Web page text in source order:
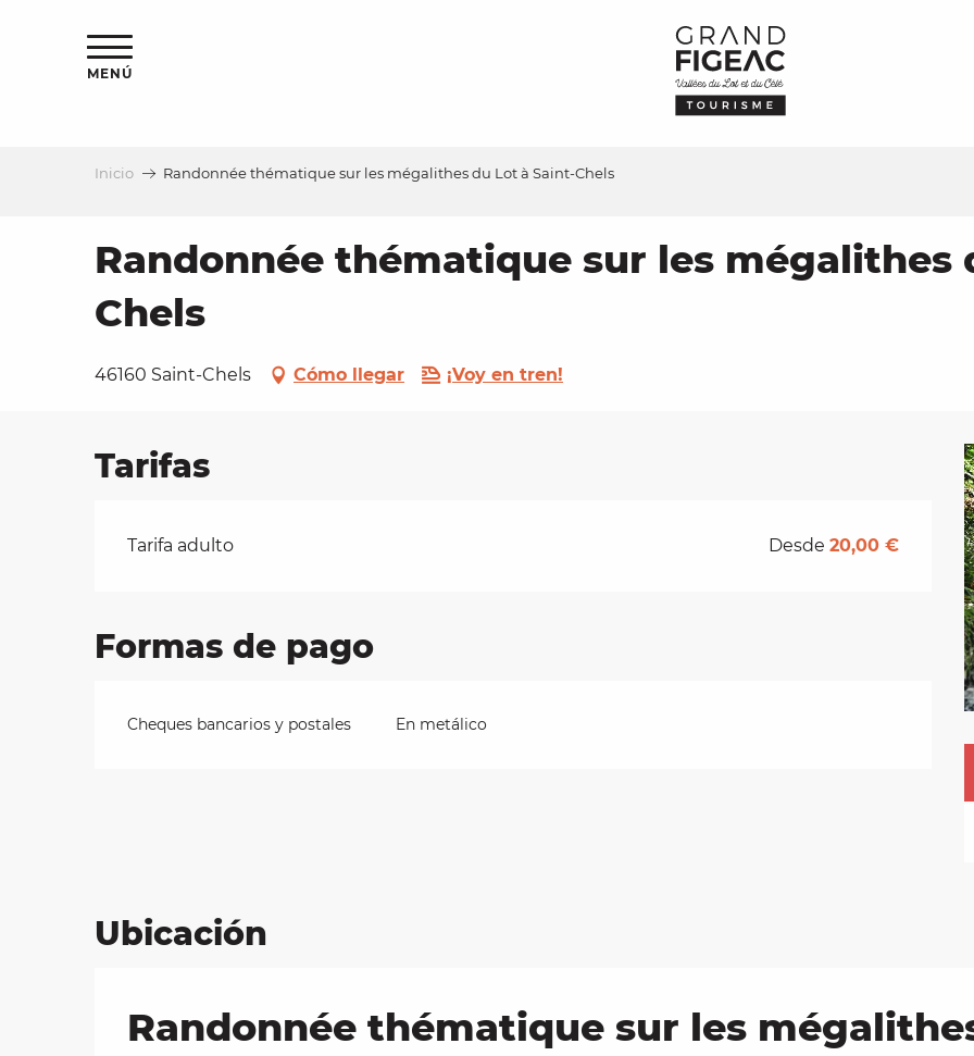
MENÚ
Inicio Randonnée thématique sur les mégalithes du Lot à Saint-Chels
Randonnée thématique sur les mégalithes
Chels
46160 Saint-Chels Cómo llegar ¡Voy en tren!
Tarifas
Tarifas 2026
Tarifa adulto Desde20,00 €
Formas de pago
Cheques bancarios y postales En metálico
Ubicación
Randonnée thématique sur les